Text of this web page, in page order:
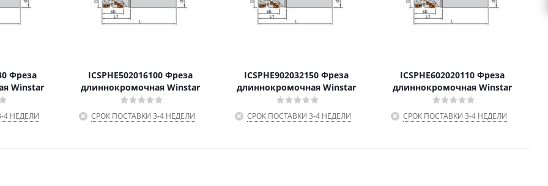
Фреза
Winstar
4 НЕДЕЛИ
ICSPHE502016100 Фреза
длиннокромочная Winstar
СРОК ПОСТАВКИ 3-4 НЕДЕЛИ
ICSPHE902032150 Фреза
длиннокромочная Winstar
СРОК ПОСТАВКИ 3-4 НЕДЕЛИ
ICSPHE602020110 Фреза
длиннокромочная Winstar
СРОК ПОСТАВКИ 3-4 НЕДЕЛИ